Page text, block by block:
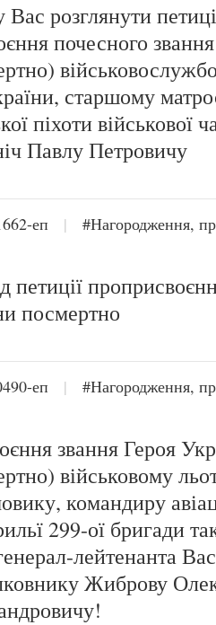
розглянути
почесного
старшому
піхоти військової
Павлу Петровичу
еп |
#Нагородження,
петиції
посмертно
еп |
#Нагородження,
звання Героя
військовому
командиру
299-ої бригади
лейтенанта
Жиброву